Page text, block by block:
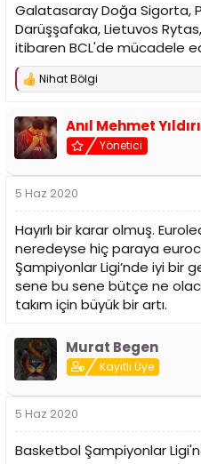
Galatasaray Doğa Sigorta,
Darüşşafaka, Lietuvos
itibaren BCL'de mücadele
T
p
k
i
l
Nihat Bölgi
Anıl Mehmet
Yönetici
5 Haz 2020
Hayırlı bir karar olmuş.
neredeyse hiç paraya
Şampiyonlar Ligi’nde iyi bir
sene bu sene bütçe ne
takım için büyük bir artı.
Murat Begen
Kayıtlı Üye
5 Haz 2020
Basketbol Şampiyonlar